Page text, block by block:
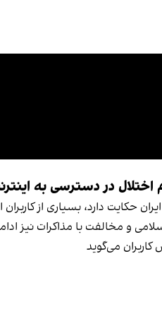
در دسترسی به
ایران حکایت دارد، بسیاری از
و مخالفت با مذاکرات نیز
کاربران می‌گوید